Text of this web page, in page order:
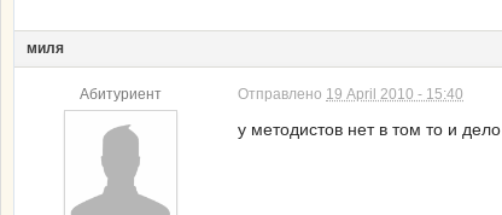
миля
Абитуриент Отправлено 19 April 2010 - 15:40
у методистов нет в том то и дело